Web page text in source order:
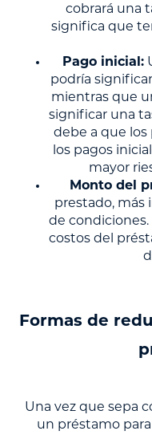
cobrará una
significa que
Pago inicial:
podría
mientras que
significar una
debe a que
los pagos
mayor
Monto del
prestado, más
de condiciones.
costos del
Formas de
Una vez que sepa
un préstamo